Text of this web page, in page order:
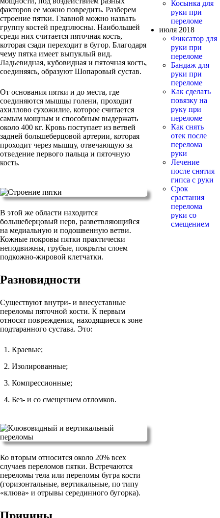
факторов ее можно повредить. Разберем
строение пятки. Главной можно назвать
группу костей предплюсны. Наибольшей
среди них считается пяточная кость,
которая сзади переходит в бугор. Благодаря
чему пятка имеет выпуклый вид.
Ладьевидная, кубовидная и пяточная кость,
соединяясь, образуют Шопаровый сустав.
От основания пятки и до места, где
соединяются мышцы голени, проходит
ахиллово сухожилие, которое считается
самым мощным и способным выдержать
около 400 кг. Кровь поступает из ветвей
задней большеберцовой артерии, которая
проходит через мышцу, отвечающую за
отведение первого пальца и пяточную
кость.
В этой же области находится
большеберцовый нерв, разветвляющийся
на медиальную и подошвенную ветви.
Кожные покровы пятки практически
неподвижны, грубые, покрыты слоем
подкожно-жировой клетчатки.
Разновидности
Существуют внутри- и внесуставные
переломы пяточной кости. К первым
относят повреждения, находящиеся к зоне
подтаранного сустава. Это:
Краевые;
Изолированные;
Компрессионные;
Без- и со смещением отломков.
Ко вторым относится около 20% всех
случаев переломов пятки. Встречаются
переломы тела или переломы бугра кости
(горизонтальные, вертикальные, по типу
«клюва» и отрывы серединного бугорка).
Косынка для
руки при
переломе
июля 2018
Фиксатор для
руки при
переломе
Бандаж для
руки при
переломе
Как сделать
повязку на
руку при
переломе
Как снять
отек после
перелома
руки
Лечение
после снятия
гипса с руки
Срок
срастания
перелома
руки со
смещением